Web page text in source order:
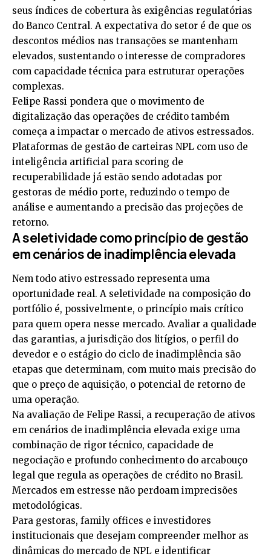
seus índices de cobertura às exigências regulatórias
do Banco Central. A expectativa do setor é de que os
descontos médios nas transações se mantenham
elevados, sustentando o interesse de compradores
com capacidade técnica para estruturar operações
complexas.
Felipe Rassi pondera que o movimento de
digitalização das operações de crédito também
começa a impactar o mercado de ativos estressados.
Plataformas de gestão de carteiras NPL com uso de
inteligência artificial para scoring de
recuperabilidade já estão sendo adotadas por
gestoras de médio porte, reduzindo o tempo de
análise e aumentando a precisão das projeções de
retorno.
A seletividade como princípio de gestão
em cenários de inadimplência elevada
Nem todo ativo estressado representa uma
oportunidade real. A seletividade na composição do
portfólio é, possivelmente, o princípio mais crítico
para quem opera nesse mercado. Avaliar a qualidade
das garantias, a jurisdição dos litígios, o perfil do
devedor e o estágio do ciclo de inadimplência são
etapas que determinam, com muito mais precisão do
que o preço de aquisição, o potencial de retorno de
uma operação.
Na avaliação de Felipe Rassi, a recuperação de ativos
em cenários de inadimplência elevada exige uma
combinação de rigor técnico, capacidade de
negociação e profundo conhecimento do arcabouço
legal que regula as operações de crédito no Brasil.
Mercados em estresse não perdoam imprecisões
metodológicas.
Para gestoras, family offices e investidores
institucionais que desejam compreender melhor as
dinâmicas do mercado de NPL e identificar